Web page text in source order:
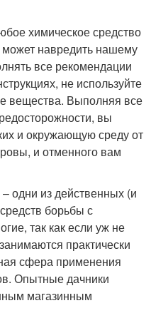
химическое средство
может навредить нашему
все рекомендации
не используйте
вещества. Выполняя все
вы
и окружающую среду от
и отменного вам
одни из действенных (и
борьбы с
так как если уж не
практически
сфера применения
Опытные дачники
магазинным